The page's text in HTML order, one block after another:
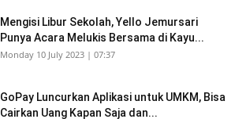
Mengisi Libur Sekolah, Yello Jemursari
Punya Acara Melukis Bersama di Kayu...
Monday 10 July 2023 | 07:37
GoPay Luncurkan Aplikasi untuk UMKM, Bisa
Cairkan Uang Kapan Saja dan...